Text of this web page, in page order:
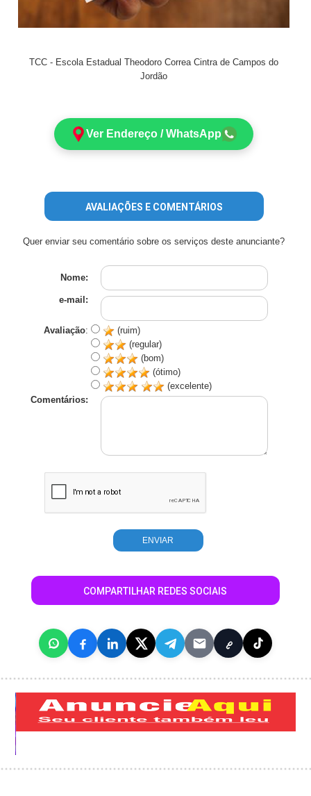
TCC - Escola Estadual Theodoro Correa Cintra de Campos do
Jordão
Ver Endereço / WhatsApp
AVALIAÇÕES E COMENTÁRIOS
Quer enviar seu comentário sobre os serviços deste anunciante?
Nome:
e-mail:
Avaliação:
(ruim)
(regular)
(bom)
(ótimo)
(excelente)
Comentários:
COMPARTILHAR REDES SOCIAIS